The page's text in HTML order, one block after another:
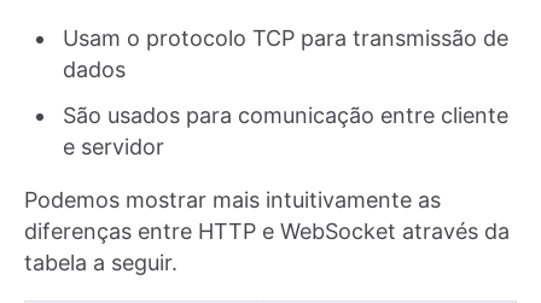
Usam o protocolo TCP para transmissão de
dados
São usados para comunicação entre cliente
e servidor
Podemos mostrar mais intuitivamente as
diferenças entre HTTP e WebSocket através da
tabela a seguir.